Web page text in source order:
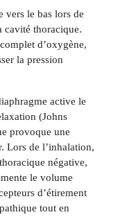
vers le bas lors de
cavité thoracique.
d’oxygène,
la pression
active le
(Johns
provoque une
Lors de l’inhalation,
négative,
le volume
d’étirement
tout en